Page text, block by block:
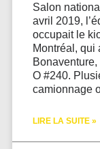
Salon
avril 2019,
occupait le
Montréal, qui
O #240.
camionnage
LIRE LA SUITE »